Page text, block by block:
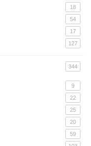
18
54
17
127
344
9
22
25
20
59